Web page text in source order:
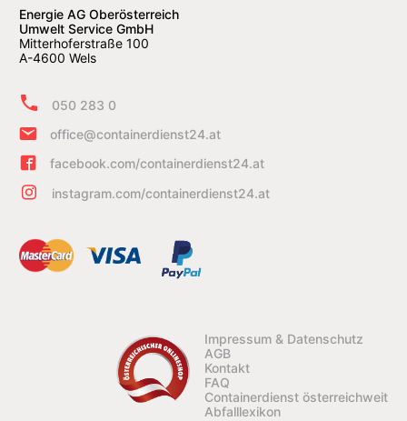
Energie AG Oberösterreich
Umwelt Service GmbH
Mitterhoferstraße 100
A-4600 Wels
050 283 0
office@containerdienst24.at
facebook.com/containerdienst24.at
instagram.com/containerdienst24.at
Impressum & Datenschutz
AGB
Kontakt
FAQ
Containerdienst österreichweit
Abfalllexikon